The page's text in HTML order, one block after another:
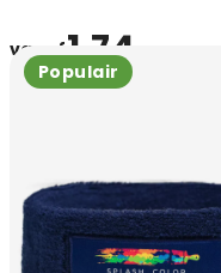
vanaf1,74
Populair